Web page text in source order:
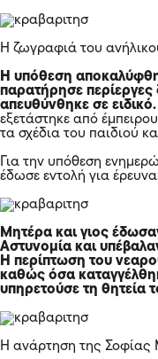
Η ζωγραφιά του
Η υπόθεση
παρατήρησε περίεργες
απευθύνθηκε σε ειδικό.
εξετάστηκε από
τα σχέδια του παιδιού
Για την υπόθεση
έδωσε εντολή για
Μητέρα και γιος
Αστυνομία και
Η περίπτωση του
καθώς όσα
υπηρετούσε τη θητεία
Η ανάρτηση της